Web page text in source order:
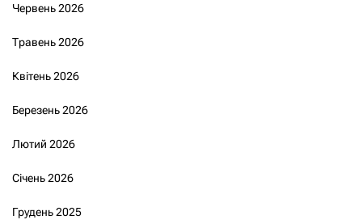
Червень 2026
Травень 2026
Квітень 2026
Березень 2026
Лютий 2026
Січень 2026
Грудень 2025